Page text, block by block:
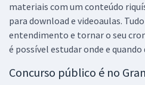
materiais com um conteúdo
para download e videoaulas.
entendimento e tornar o seu
é possível estudar onde e quando
Concurso público é no Gran